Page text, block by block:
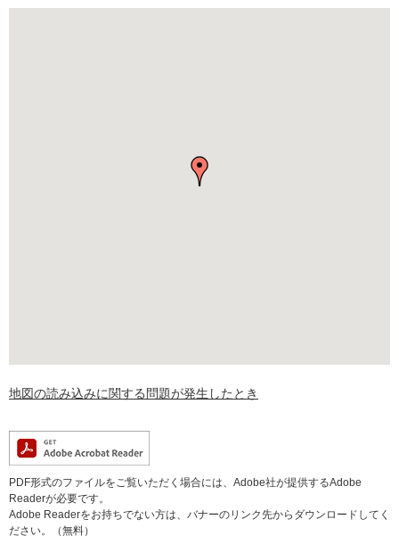
地図の読み込みに関する問題が発生したとき
PDF形式のファイルをご覧いただく場合には、Adobe社が提供するAdobe
Readerが必要です。
Adobe Readerをお持ちでない方は、バナーのリンク先からダウンロードしてく
ださい。（無料）